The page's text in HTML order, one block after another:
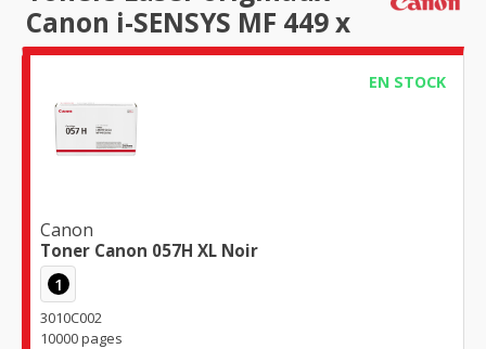
Canon i-SENSYS MF 449 x
EN STOCK
Canon
Toner Canon 057H XL Noir
1
3010C002
10000 pages